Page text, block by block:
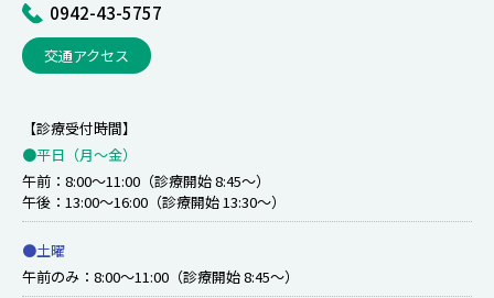
0942-43-5757
交通アクセス
【診療受付時間】
●平日（月〜金）
午前：8:00～11:00（診療開始 8:45～）
午後：13:00～16:00（診療開始 13:30～）
●土曜
午前のみ：8:00～11:00（診療開始 8:45～）